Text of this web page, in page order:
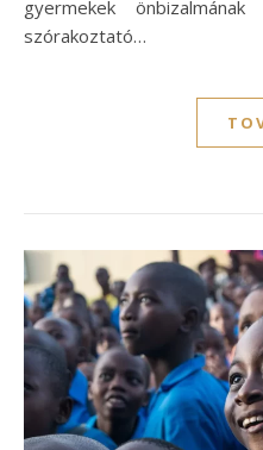
gyermekek
szórakoztató…